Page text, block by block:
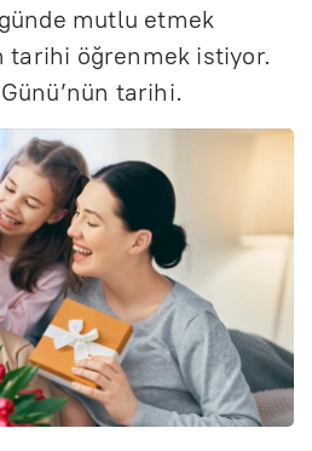
mutlu etmek
tarihi öğrenmek istiyor.
tarihi.